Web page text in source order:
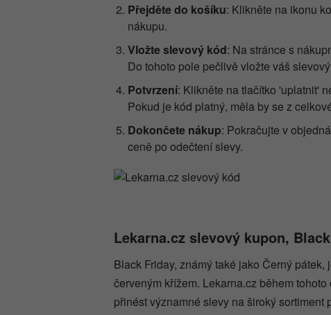
Přejděte do košíku: Klikněte na ikonu
nákupu.
Vložte slevový kód: Na stránce s
Do tohoto pole pečlivě vložte váš
Potvrzení: Klikněte na tlačítko 'uplatnit'
Pokud je kód platný, měla by se z
Dokončete nákup: Pokračujte v
ceně po odečtení slevy.
Lekarna.cz slevový kupon,
Black Friday, známý také jako Černý
červeným křížem. Lekarna.cz během
přinést významné slevy na široký